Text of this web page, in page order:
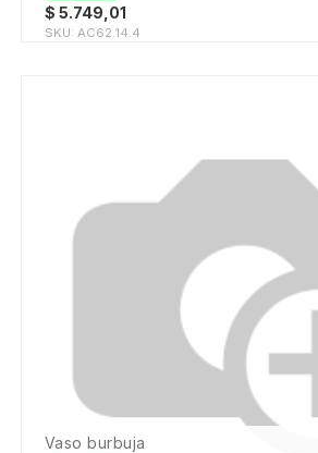
$ 5.749,01
SKU: AC62.14.4
vaso burbuja